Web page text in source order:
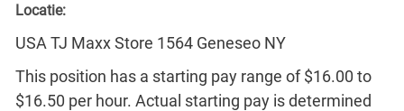
Locatie:
USA TJ Maxx Store 1564 Geneseo NY
This position has a starting pay range of $16.00 to
$16.50 per hour. Actual starting pay is determined